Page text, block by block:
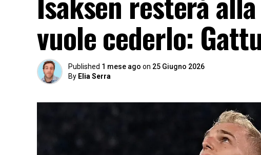
vuole cederlo:
Published 1 mese ago on 25 Giugno 2026
By Elia Serra